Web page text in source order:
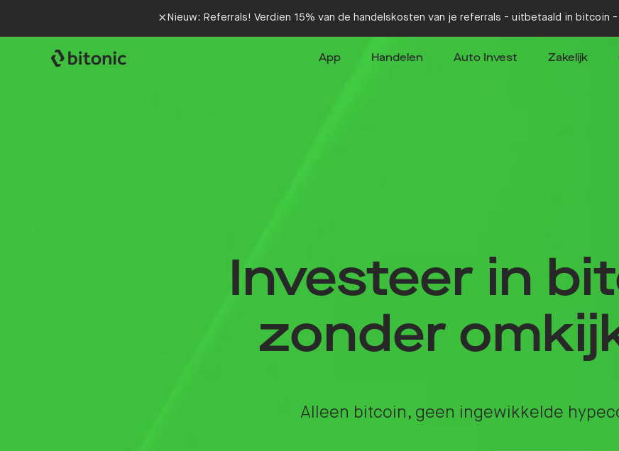
× Nieuw: Referrals! Verdien 15% van de handelskosten van je referrals - uitbetaald in bitcoin
App Handelen Auto Invest Zakelijk
Investeer in
zonder
Alleen bitcoin, geen ingewikkelde